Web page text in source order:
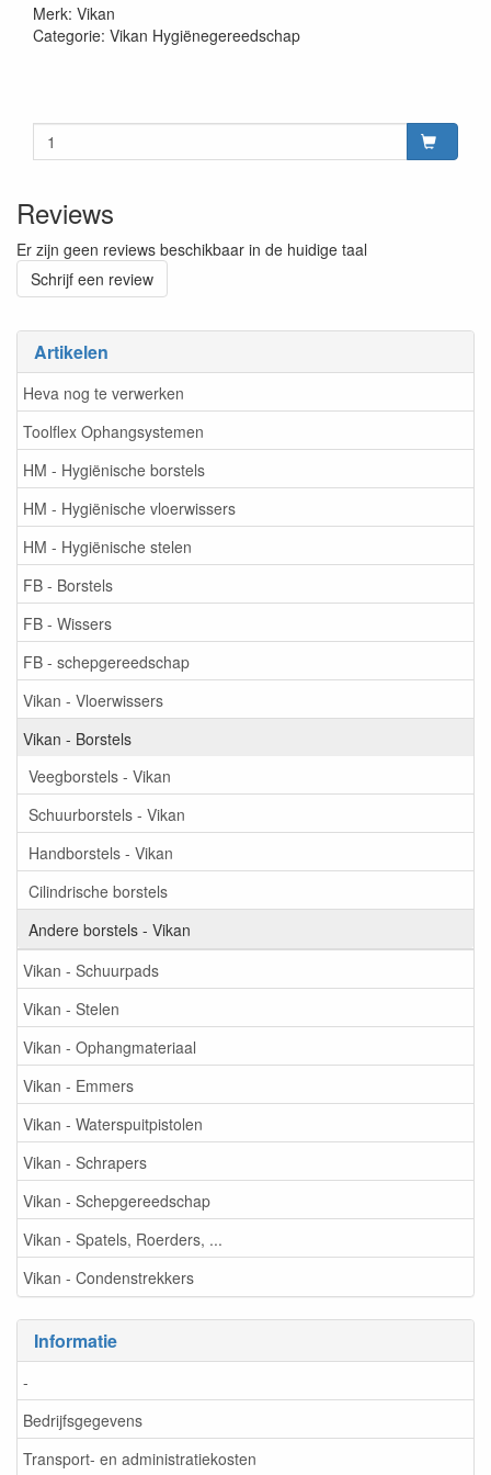
Artikelen
Heva nog te verwerken
Toolflex Ophangsystemen
HM - Hygiënische borstels
HM - Hygiënische vloerwissers
HM - Hygiënische stelen
FB - Borstels
FB - Wissers
FB - schepgereedschap
Vikan - Vloerwissers
Vikan - Borstels
Veegborstels - Vikan
Schuurborstels - Vikan
Handborstels - Vikan
Cilindrische borstels
Andere borstels - Vikan
Vikan - Schuurpads
Vikan - Stelen
Vikan - Ophangmateriaal
Vikan - Emmers
Vikan - Waterspuitpistolen
Vikan - Schrapers
Vikan - Schepgereedschap
Vikan - Spatels, Roerders, ...
Vikan - Condenstrekkers
Informatie
-
Bedrijfsgegevens
Transport- en administratiekosten
Merk: Vikan
Categorie: Vikan Hygiënegereedschap
Reviews
Er zijn geen reviews beschikbaar in de huidige taal
Schrijf een review